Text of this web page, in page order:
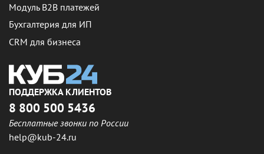
Модуль B2B платежей
Бухгалтерия для ИП
CRM для бизнеса
ПОДДЕРЖКА КЛИЕНТОВ
8 800 500 5436
Бесплатные звонки по России
help@kub-24.ru